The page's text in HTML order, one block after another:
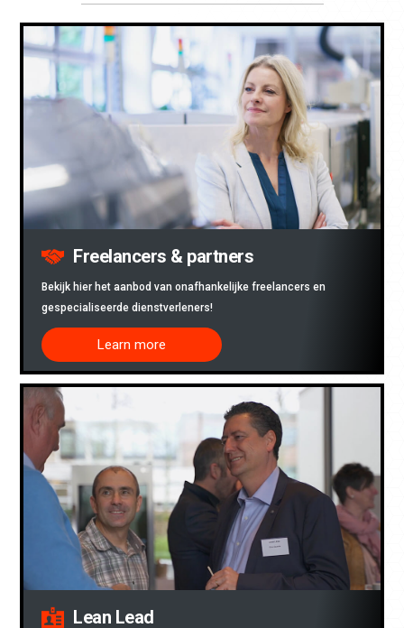
Freelancers & partners
Bekijk hier het aanbod van onafhankelijke freelancers en
gespecialiseerde dienstverleners!
Learn more
Lean Lead